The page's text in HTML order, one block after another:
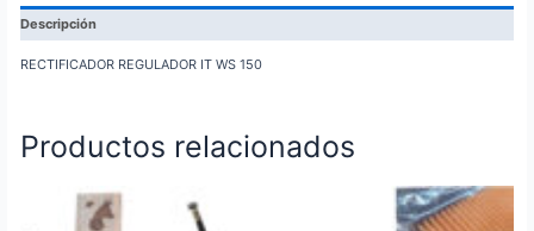
Descripción
RECTIFICADOR REGULADOR IT WS 150
Productos relacionados